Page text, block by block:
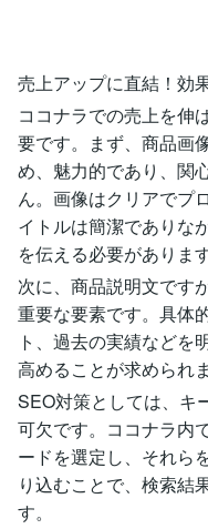
売上アップに直結！効
ココナラでの売上を伸
要です。まず、商品画
め、魅力的であり、関
ん。画像はクリアでプ
イトルは簡潔でありな
を伝える必要があります
次に、商品説明文です
重要な要素です。具体
ト、過去の実績などを
高めることが求められま
SEO対策としては、キ
可欠です。ココナラ内
ードを選定し、それら
り込むことで、検索結
す。